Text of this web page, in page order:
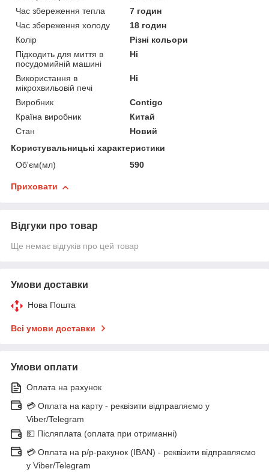
Час збереження тепла
7 годин
Час збереження холоду
18 годин
Колір
Різні кольори
Підходить для миття в
посудомийній машині
Ні
Використання в
мікрохвильовій печі
Ні
Виробник
Contigo
Країна виробник
Китай
Стан
Новий
Користувальницькі характеристики
Об'єм(мл)
590
Приховати
Відгуки про товар
Ще немає відгуків про цей товар
Умови доставки
Нова Пошта
Всі умови доставки
Умови оплати
Оплата на рахунок
💳 Оплата на карту - реквізити відправляємо у
Viber/Telegram
💵 Післяплата (оплата при отриманні)
💳 Оплата на р/р-рахунок (IBAN) - реквізити відправляємо
у Viber/Telegram